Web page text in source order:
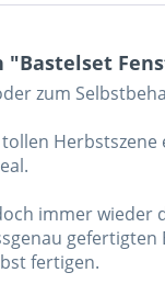
zum
immer wieder
fertigen.